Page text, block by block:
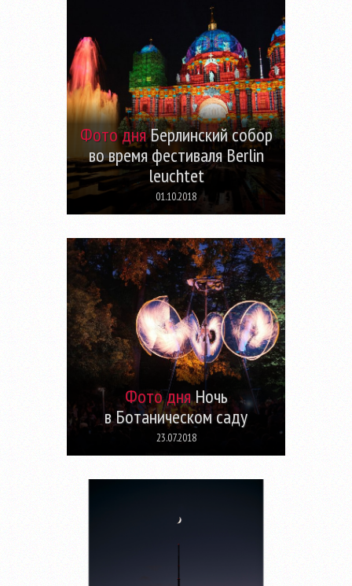
Фото дняБерлинский собор
во время фестиваля Berlin
leuchtet
01.10.2018
Фото дняНочь
в Ботаническом саду
23.07.2018